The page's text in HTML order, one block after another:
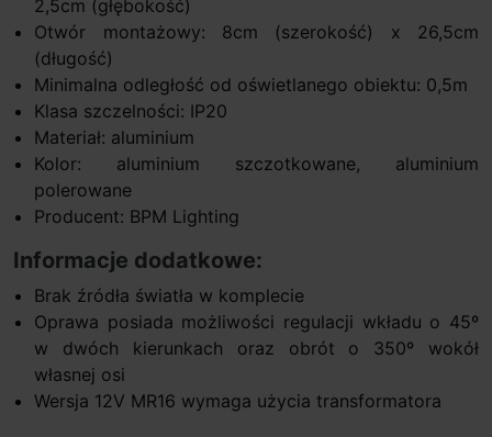
2,5cm (głębokość)
Otwór montażowy: 8cm (szerokość) x 26,5cm
(długość)
Minimalna odległość od oświetlanego obiektu: 0,5m
Klasa szczelności: IP20
Materiał: aluminium
Kolor: aluminium szczotkowane, aluminium
polerowane
Producent: BPM Lighting
Informacje dodatkowe:
Brak źródła światła w komplecie
Oprawa posiada możliwości regulacji wkładu o 45º
w dwóch kierunkach oraz obrót o 350º wokół
własnej osi
Wersja 12V MR16 wymaga użycia transformatora